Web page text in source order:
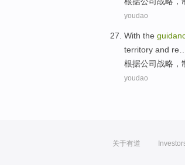
youdao
With the
territory and re…
根据公司战略 ，
youdao
关于有道